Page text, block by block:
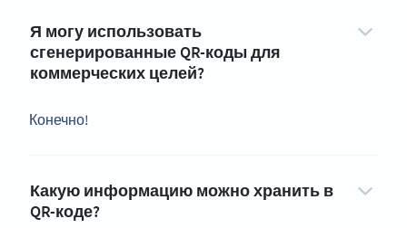
Я могу использовать
сгенерированные QR-коды для
коммерческих целей?
Конечно!
Какую информацию можно хранить в
QR-коде?